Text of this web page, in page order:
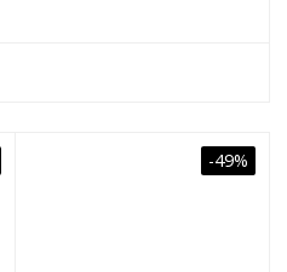
-49%